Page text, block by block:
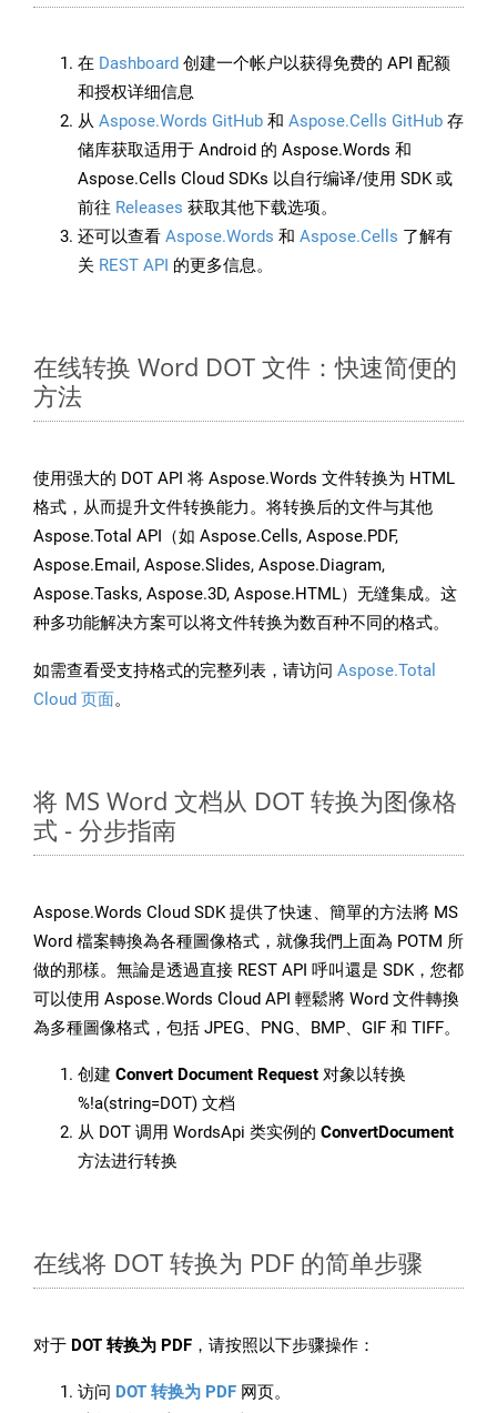
在 Dashboard 创建一个帐户以获得免费的 API 配额
和授权详细信息
从 Aspose.Words GitHub 和 Aspose.Cells GitHub 存
储库获取适用于 Android 的 Aspose.Words 和
Aspose.Cells Cloud SDKs 以自行编译/使用 SDK 或
前往 Releases 获取其他下载选项。
还可以查看 Aspose.Words 和 Aspose.Cells 了解有
关 REST API 的更多信息。
在线转换 Word DOT 文件：快速简便的
方法
使用强大的 DOT API 将 Aspose.Words 文件转换为 HTML
格式，从而提升文件转换能力。将转换后的文件与其他
Aspose.Total API（如 Aspose.Cells, Aspose.PDF,
Aspose.Email, Aspose.Slides, Aspose.Diagram,
Aspose.Tasks, Aspose.3D, Aspose.HTML）无缝集成。这
种多功能解决方案可以将文件转换为数百种不同的格式。
如需查看受支持格式的完整列表，请访问 Aspose.Total
Cloud 页面。
将 MS Word 文档从 DOT 转换为图像格
式 - 分步指南
Aspose.Words Cloud SDK 提供了快速、簡單的方法將 MS
Word 檔案轉換為各種圖像格式，就像我們上面為 POTM 所
做的那樣。無論是透過直接 REST API 呼叫還是 SDK，您都
可以使用 Aspose.Words Cloud API 輕鬆將 Word 文件轉換
為多種圖像格式，包括 JPEG、PNG、BMP、GIF 和 TIFF。
创建 Convert Document Request 对象以转换
%!a(string=DOT) 文档
从 DOT 调用 WordsApi 类实例的 ConvertDocument
方法进行转换
在线将 DOT 转换为 PDF 的简单步骤
对于 DOT 转换为 PDF ，请按照以下步骤操作：
访问 DOT 转换为 PDF 网页。